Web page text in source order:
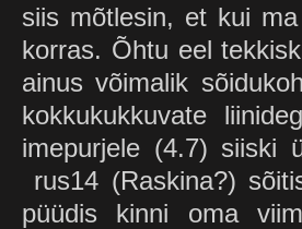
siis mõtlesin, et kui
korras. Õhtu eel
ainus võimalik
kokkukukkuvate
imepurjele (4.7) siiski
rus14 (Raskina?)
püüdis kinni oma